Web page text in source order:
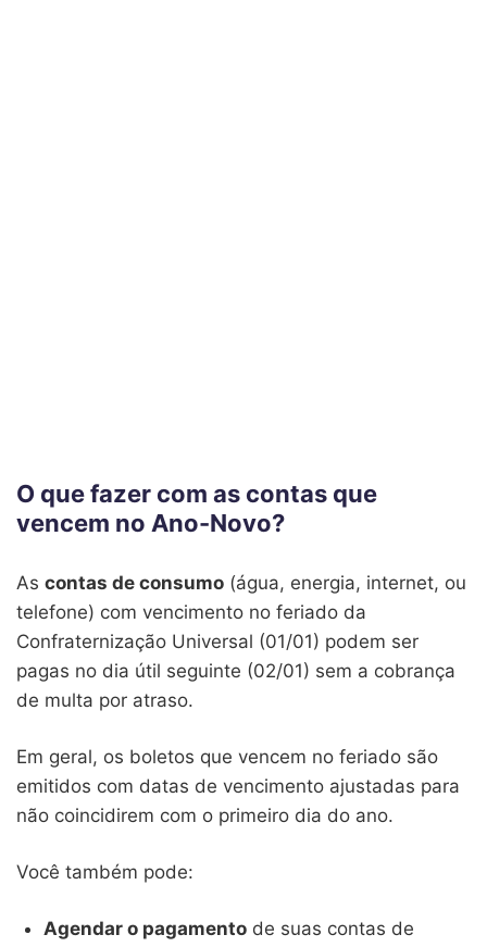
O que fazer com as contas que
vencem no Ano-Novo?
As contas de consumo (água, energia, internet, ou
telefone) com vencimento no feriado da
Confraternização Universal (01/01) podem ser
pagas no dia útil seguinte (02/01) sem a cobrança
de multa por atraso.
Em geral, os boletos que vencem no feriado são
emitidos com datas de vencimento ajustadas para
não coincidirem com o primeiro dia do ano.
Você também pode:
Agendar o pagamento de suas contas de